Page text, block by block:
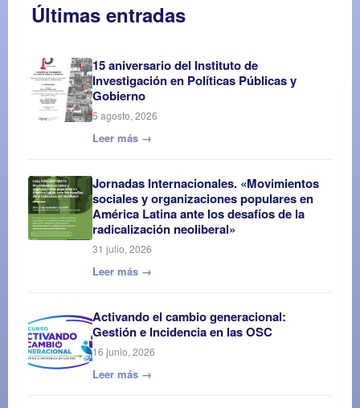
Últimas entradas
15 aniversario del Instituto de
Investigación en Políticas Públicas y
Gobierno
5 agosto, 2026
Leer más →
Jornadas Internacionales. «Movimientos
sociales y organizaciones populares en
América Latina ante los desafíos de la
radicalización neoliberal»
31 julio, 2026
Leer más →
Activando el cambio generacional:
Gestión e Incidencia en las OSC
16 junio, 2026
Leer más →